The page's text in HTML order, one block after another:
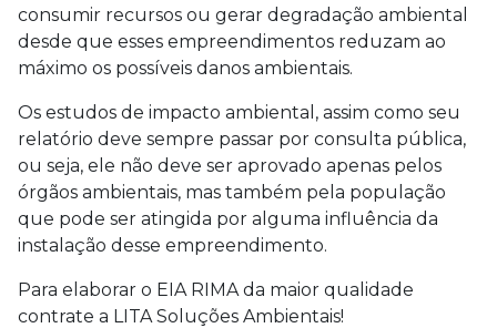
consumir recursos ou gerar degradação ambiental
desde que esses empreendimentos reduzam ao
máximo os possíveis danos ambientais.
Os estudos de impacto ambiental, assim como seu
relatório deve sempre passar por consulta pública,
ou seja, ele não deve ser aprovado apenas pelos
órgãos ambientais, mas também pela população
que pode ser atingida por alguma influência da
instalação desse empreendimento.
Para elaborar o EIA RIMA da maior qualidade
contrate a LITA Soluções Ambientais!